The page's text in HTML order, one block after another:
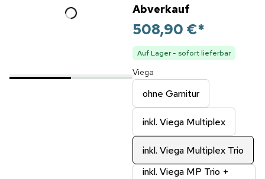
Abverkauf
508,90 €*
Auf Lager - sofort lieferbar
Viega
ohne Garnitur
inkl. Viega Multiplex
inkl. Viega Multiplex Trio
inkl. Viega MP Trio +